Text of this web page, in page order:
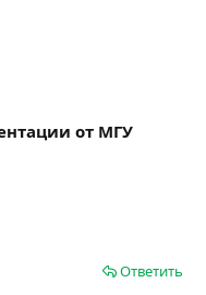
от МГУ
Ответить